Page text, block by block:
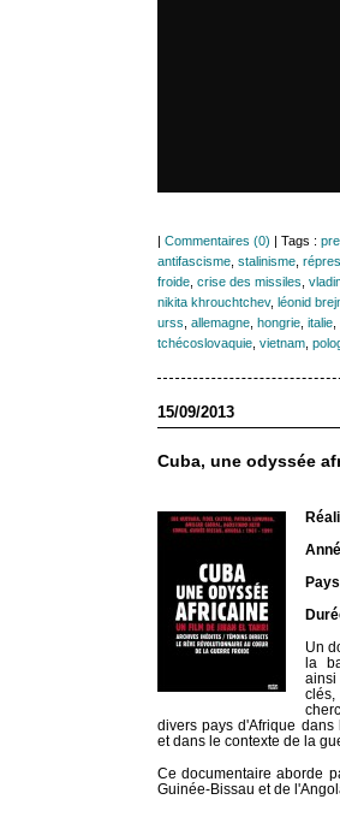
| Commentaires (0) | Tags :
antifascisme, stalinisme,
froide, crise des missiles
nikita khrouchtchev, léonid
urss allemagne, hongrie, italie,
tchécoslovaquie, vietnam,
15/09/2013
Cuba, une odyssée
Un
la
divers pays d'Afrique
et dans le contexte de la
Ce documentaire aborde
Guinée-Bissau et de